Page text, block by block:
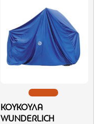
ΚΟΥΚΟΎΛΑ
WUNDERLICH